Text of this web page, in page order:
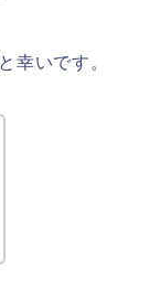
幸いです。